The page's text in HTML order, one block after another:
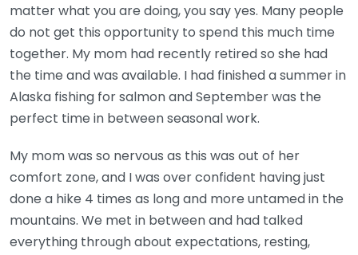
matter what you are doing, you say yes. Many people
do not get this opportunity to spend this much time
together. My mom had recently retired so she had
the time and was available. I had finished a summer in
Alaska fishing for salmon and September was the
perfect time in between seasonal work.
My mom was so nervous as this was out of her
comfort zone, and I was over confident having just
done a hike 4 times as long and more untamed in the
mountains. We met in between and had talked
everything through about expectations, resting,